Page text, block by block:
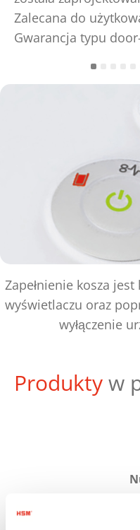
Zalecana do
Gwarancja typu
Zapełnienie kosza
wyświetlaczu oraz
wyłączenie
Produktyw